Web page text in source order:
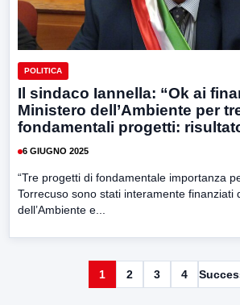
POLITICA
Il sindaco Iannella: “Ok ai
Ministero dell’Ambiente per
fondamentali progetti:
6 GIUGNO 2025
“Tre progetti di fondamentale importanza
Torrecuso sono stati interamente finanziati
dell’Ambiente e...
1 2 3 4